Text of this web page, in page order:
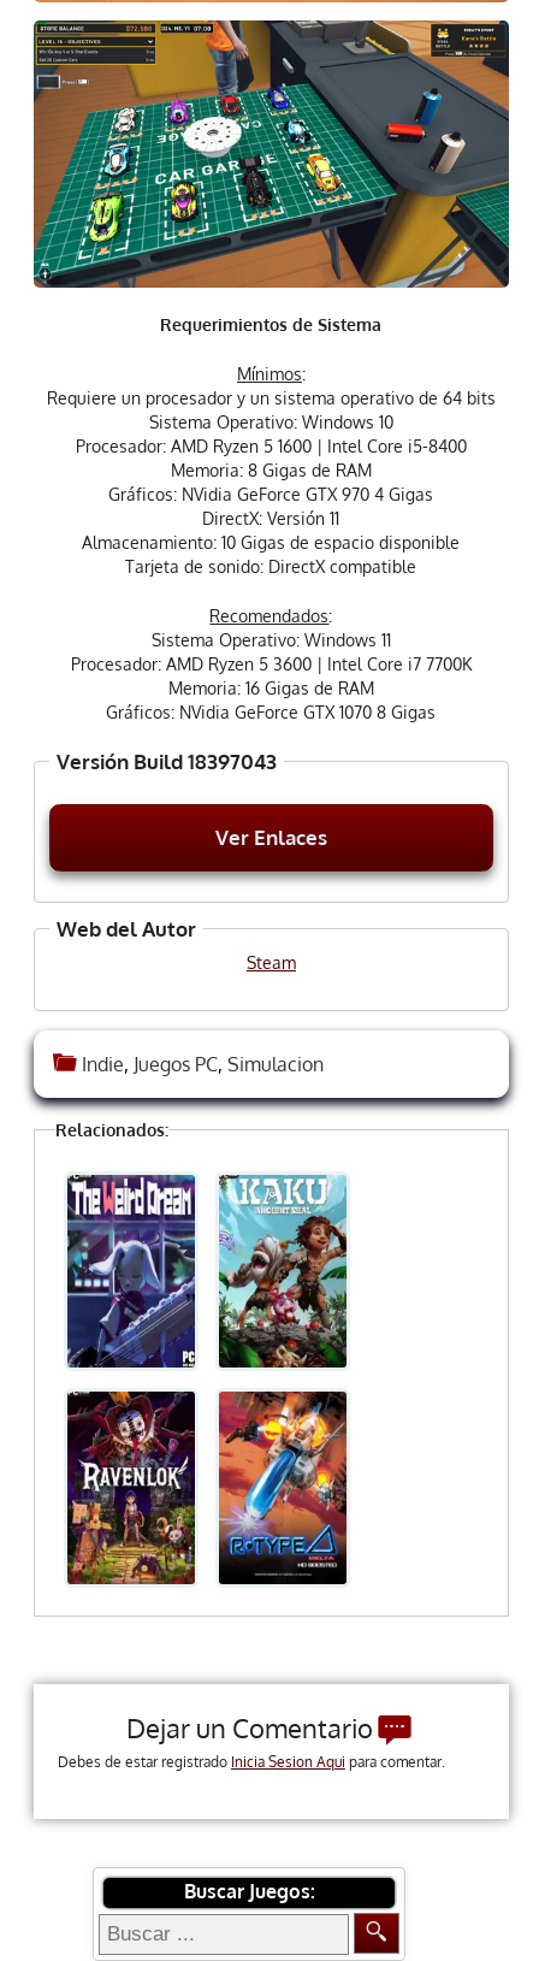
Requerimientos de Sistema
Mínimos:
Requiere un procesador y un sistema operativo de 64 bits
Sistema Operativo: Windows 10
Procesador: AMD Ryzen 5 1600 | Intel Core i5-8400
Memoria: 8 Gigas de RAM
Gráficos: NVidia GeForce GTX 970 4 Gigas
DirectX: Versión 11
Almacenamiento: 10 Gigas de espacio disponible
Tarjeta de sonido: DirectX compatible
Recomendados:
Sistema Operativo: Windows 11
Procesador: AMD Ryzen 5 3600 | Intel Core i7 7700K
Memoria: 16 Gigas de RAM
Gráficos: NVidia GeForce GTX 1070 8 Gigas
Versión Build 18397043
Ver Enlaces
Web del Autor
Steam
Indie, Juegos PC, Simulacion
Relacionados:
Dejar un Comentario
Debes de estar registrado Inicia Sesion Aqui para comentar.
Buscar Juegos: